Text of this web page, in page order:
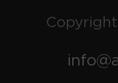
Copyright